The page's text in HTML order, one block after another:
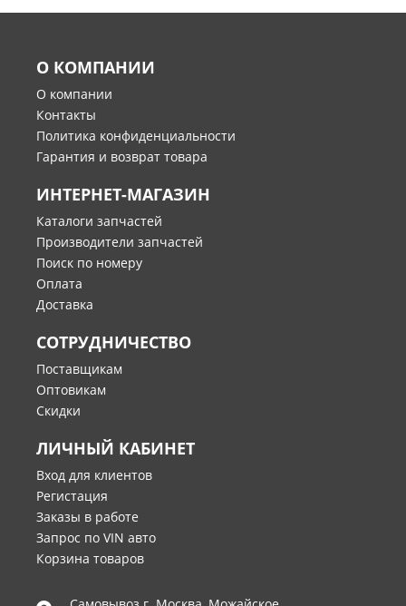
О КОМПАНИИ
О компании
Контакты
Политика конфиденциальности
Гарантия и возврат товара
ИНТЕРНЕТ-МАГАЗИН
Каталоги запчастей
Производители запчастей
Поиск по номеру
Оплата
Доставка
СОТРУДНИЧЕСТВО
Поставщикам
Оптовикам
Скидки
ЛИЧНЫЙ КАБИНЕТ
Вход для клиентов
Регистация
Заказы в работе
Запрос по VIN авто
Корзина товаров